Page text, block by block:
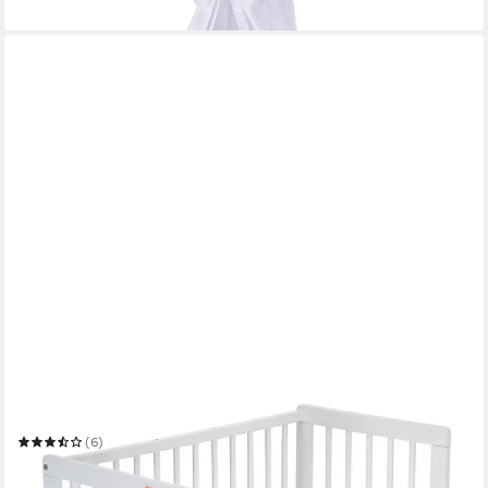
(6)
ab 179,90 €
in 3-4 Werktagen bei dir